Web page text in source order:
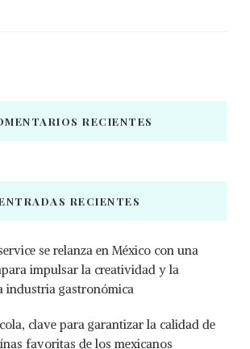
RECIENTES
RECIENTES
se relanza en México con una
impulsar la creatividad y la
industria gastronómica
clave para garantizar la calidad de
favoritas de los mexicanos